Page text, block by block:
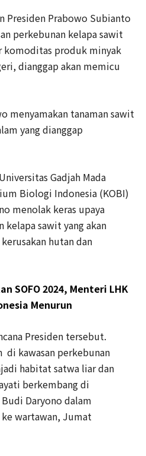
Presiden Prabowo Subianto
perkebunan kelapa sawit
komoditas produk minyak
dianggap akan memicu
menyamakan tanaman sawit
yang dianggap
Gadjah Mada
Biologi Indonesia (KOBI)
menolak keras upaya
kelapa sawit yang akan
hutan dan
SOFO 2024, Menteri LHK
Menurun
Presiden tersebut.
di kawasan perkebunan
habitat satwa liar dan
berkembang di
Daryono dalam
wartawan, Jumat